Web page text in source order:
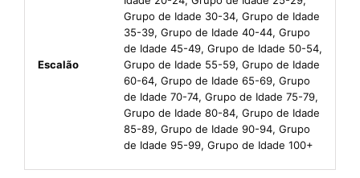
Escalão
Grupo de Idade 30-34, Grupo de Idade
35-39, Grupo de Idade 40-44, Grupo
de Idade 45-49, Grupo de Idade 50-54,
Grupo de Idade 55-59, Grupo de Idade
60-64, Grupo de Idade 65-69, Grupo
de Idade 70-74, Grupo de Idade 75-79,
Grupo de Idade 80-84, Grupo de Idade
85-89, Grupo de Idade 90-94, Grupo
de Idade 95-99, Grupo de Idade 100+